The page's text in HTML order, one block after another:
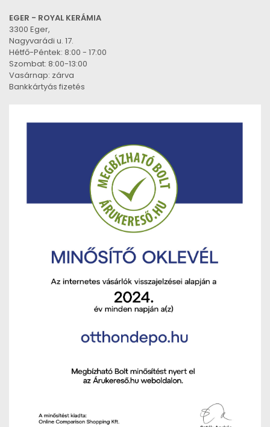
EGER - ROYAL KERÁMIA
3300 Eger,
Nagyvarádi u. 17.
Hétfő-Péntek: 8:00 - 17:00
Szombat: 8:00-13:00
Vasárnap: zárva
Bankkártyás fizetés